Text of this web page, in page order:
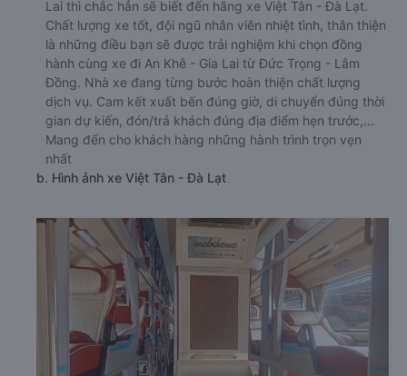
Lai thì chắc hẳn sẽ biết đến hãng xe Việt Tân - Đà Lạt.
Chất lượng xe tốt, đội ngũ nhân viên nhiệt tình, thân thiện
là những điều bạn sẽ được trải nghiệm khi chọn đồng
hành cùng xe đi An Khê - Gia Lai từ Đức Trọng - Lâm
Đồng. Nhà xe đang từng bước hoàn thiện chất lượng
dịch vụ. Cam kết xuất bến đúng giờ, di chuyển đúng thời
gian dự kiến, đón/trả khách đúng địa điểm hẹn trước,...
Mang đến cho khách hàng những hành trình trọn vẹn
nhất
b. Hình ảnh xe Việt Tân - Đà Lạt